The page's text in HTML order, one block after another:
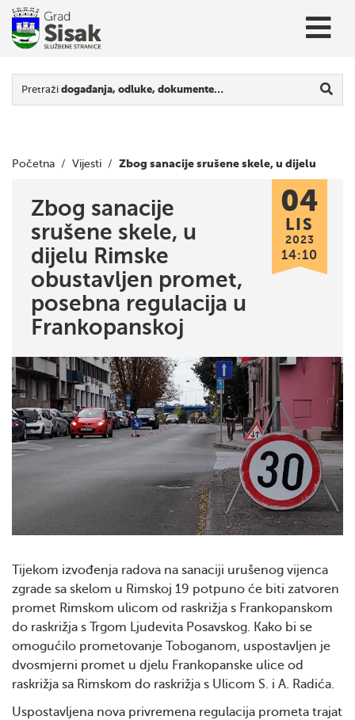
Pretraži događanja, odluke, dokumente…
Početna / Vijesti / Zbog sanacije srušene skele, u dijelu
Frankopanskoj
Zbog sanacije
srušene skele, u
dijelu Rimske
obustavljen promet,
posebna regulacija u
Frankopanskoj
04
LIS
2023
14:10
Tijekom izvođenja radova na sanaciji urušenog vijenca
zgrade sa skelom u Rimskoj 19 potpuno će biti zatvoren
promet Rimskom ulicom od raskrižja s Frankopanskom
do raskrižja s Trgom Ljudevita Posavskog. Kako bi se
omogućilo prometovanje Toboganom, uspostavljen je
dvosmjerni promet u djelu Frankopanske ulice od
raskrižja sa Rimskom do raskrižja s Ulicom S. i A. Radića.
Uspostavljena nova privremena regulacija prometa trajat